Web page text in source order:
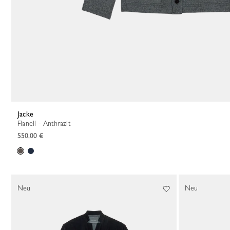
Jacke
Flanell - Anthrazit
550,00 €
Neu Neu